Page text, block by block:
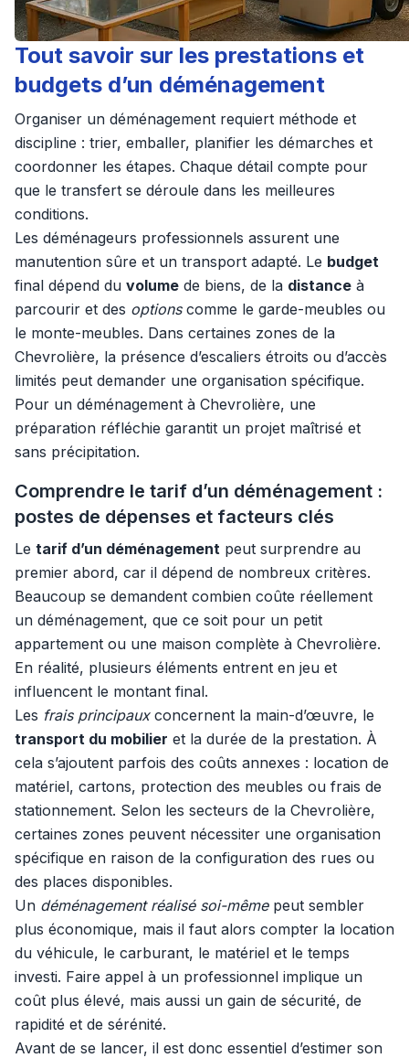
Tout savoir sur les prestations et
budgets d’un déménagement
Organiser un déménagement requiert méthode et
discipline : trier, emballer, planifier les démarches et
coordonner les étapes. Chaque détail compte pour
que le transfert se déroule dans les meilleures
conditions.
Les déménageurs professionnels assurent une
manutention sûre et un transport adapté. Le budget
final dépend du volume de biens, de la distance à
parcourir et des optionscomme le garde-meubles ou
le monte-meubles. Dans certaines zones de la
Chevrolière, la présence d’escaliers étroits ou d’accès
limités peut demander une organisation spécifique.
Pour un déménagement à Chevrolière, une
préparation réfléchie garantit un projet maîtrisé et
sans précipitation.
Comprendre le tarif d’un déménagement :
postes de dépenses et facteurs clés
Le tarif d’un déménagement peut surprendre au
premier abord, car il dépend de nombreux critères.
Beaucoup se demandent combien coûte réellement
un déménagement, que ce soit pour un petit
appartement ou une maison complète à Chevrolière.
En réalité, plusieurs éléments entrent en jeu et
influencent le montant final.
Les frais principauxconcernent la main-d’œuvre, le
transport du mobilier et la durée de la prestation. À
cela s’ajoutent parfois des coûts annexes : location de
matériel, cartons, protection des meubles ou frais de
stationnement. Selon les secteurs de la Chevrolière,
certaines zones peuvent nécessiter une organisation
spécifique en raison de la configuration des rues ou
des places disponibles.
Un déménagement réalisé soi-mêmepeut sembler
plus économique, mais il faut alors compter la location
du véhicule, le carburant, le matériel et le temps
investi. Faire appel à un professionnel implique un
coût plus élevé, mais aussi un gain de sécurité, de
rapidité et de sérénité.
Avant de se lancer, il est donc essentiel d’estimer son